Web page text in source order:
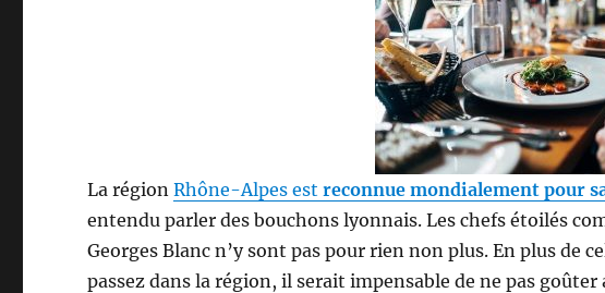
La régionRhône-Alpes estreconnue mondialement pour
entendu parler des bouchons lyonnais. Les chefs étoilés
Georges Blanc n’y sont pas pour rien non plus. En plus de
passez dans la région, il serait impensable de ne pas